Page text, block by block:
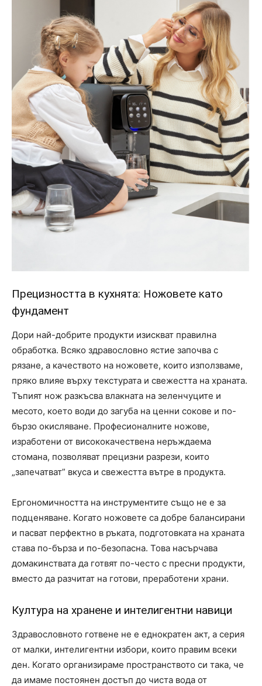
Прецизността в кухнята: Ножовете като
фундамент
Дори най-добрите продукти изискват правилна
обработка. Всяко здравословно ястие започва с
рязане, а качеството на ножовете, които използваме,
пряко влияе върху текстурата и свежестта на храната.
Тъпият нож разкъсва влакната на зеленчуците и
месото, което води до загуба на ценни сокове и по-
бързо окисляване. Професионалните ножове,
изработени от висококачествена неръждаема
стомана, позволяват прецизни разрези, които
„запечатват” вкуса и свежестта вътре в продукта.
Ергономичността на инструментите също не е за
подценяване. Когато ножовете са добре балансирани
и пасват перфектно в ръката, подготовката на храната
става по-бърза и по-безопасна. Това насърчава
домакинствата да готвят по-често с пресни продукти,
вместо да разчитат на готови, преработени храни.
Култура на хранене и интелигентни навици
Здравословното готвене не е еднократен акт, а серия
от малки, интелигентни избори, които правим всеки
ден. Когато организираме пространството си така, че
да имаме постоянен достъп до чиста вода от